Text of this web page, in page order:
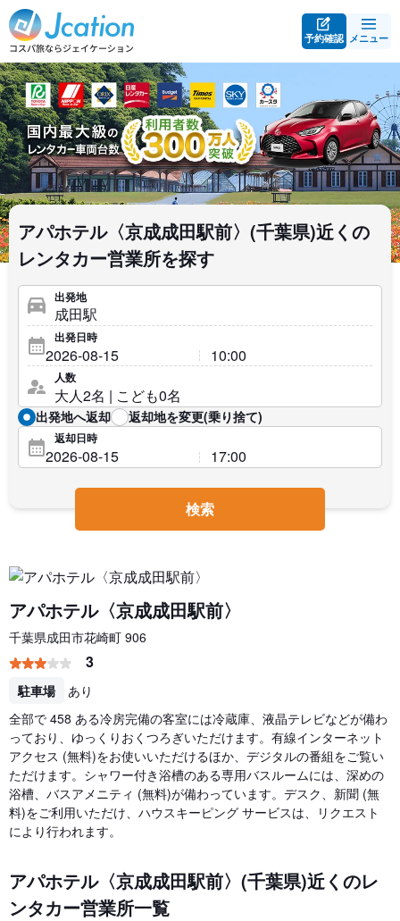
予約確認 メニュー
アパホテル〈京成成田駅前〉(千葉県)近くの
レンタカー営業所を探す
出発地
出発日時
人数
出発地へ返却 返却地を変更(乗り捨て)
返却日時
検索
アパホテル〈京成成田駅前〉
千葉県成田市花崎町 906
3
駐車場
あり
全部で 458 ある冷房完備の客室には冷蔵庫、液晶テレビなどが備わ
っており、ゆっくりおくつろぎいただけます。有線インターネット
アクセス (無料)をお使いいただけるほか、デジタルの番組をご覧い
ただけます。シャワー付き浴槽のある専用バスルームには、深めの
浴槽、バスアメニティ (無料)が備わっています。デスク、新聞 (無
料)をご利用いただけ、ハウスキーピング サービスは、リクエスト
により行われます。
アパホテル〈京成成田駅前〉(千葉県)近くのレ
ンタカー営業所一覧